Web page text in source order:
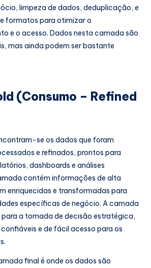
limpeza de dados, deduplicação, e
formatos para otimizar o
e o acesso. Dados nesta camada são
mas ainda podem ser bastante
(Consumo – Refined
se os dados que foram
e refinados, prontos para
dashboards e análises
contém informações de alta
enriquecidas e transformadas para
específicas de negócio. A camada
a tomada de decisão estratégica,
e de fácil acesso para os
final é onde os dados são